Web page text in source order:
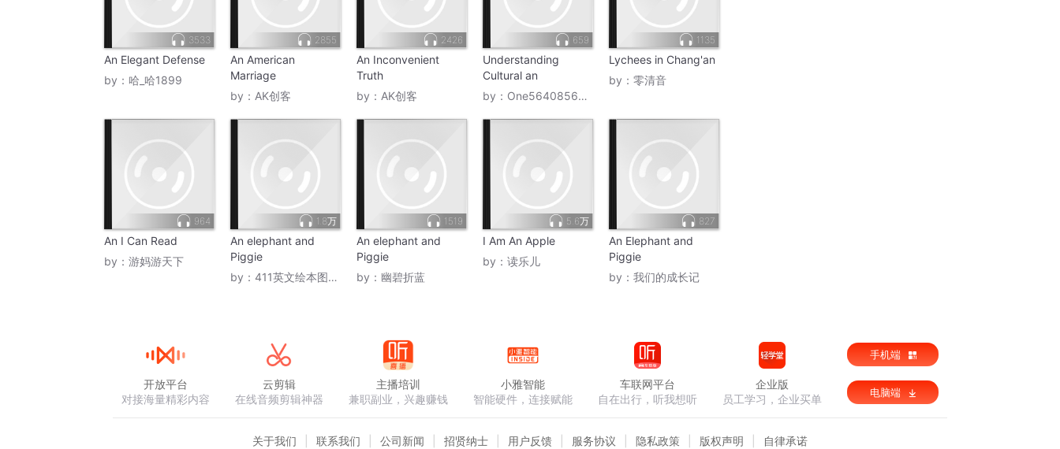
3533
An Elegant Defense
by： 哈_哈1899
2855
An American
Marriage
by： AK创客
2426
An Inconvenient
Truth
by： AK创客
659
Understanding
Cultural an
by： One5640856095
1135
Lychees in Chang'an
by： 零清音
964
An I Can Read
by： 游妈游天下
1.8万
An elephant and
Piggie
by： 411英文绘本图书室
1519
An elephant and
Piggie
by： 幽碧折蓝
5.6万
I Am An Apple
by： 读乐儿
827
An Elephant and
Piggie
by： 我们的成长记
开放平台
对接海量精彩内容
云剪辑
在线音频剪辑神器
主播培训
兼职副业，兴趣赚钱
小雅智能
智能硬件，连接赋能
车联网平台
自在出行，听我想听
企业版
员工学习，企业买单
手机端
电脑端
关于我们 联系我们 公司新闻 招贤纳士 用户反馈 服务协议 隐私政策 版权声明 自律承诺